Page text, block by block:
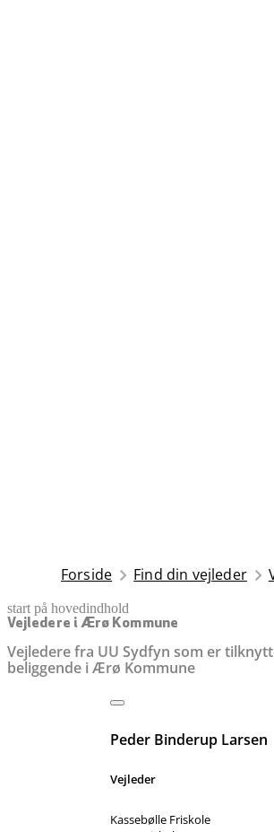
Forside Find din vejleder
start på hovedindhold
Vejledere i Ærø Kommune
Vejledere fra UU Sydfyn som er
beliggende i Ærø Kommune
senest opdateret 9. december 2025
Peder Binderup Larsen
Vejleder
Kassebølle Friskole